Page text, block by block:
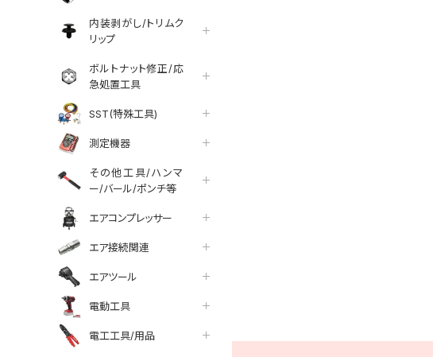
内装剥がし/トリムク
リップ
ボルトナット修正/応
急処置工具
SST(特殊工具)
測定機器
その他工具/ハンマ
ー/バール/ポンチ等
エアコンプレッサー
エア接続関連
エアツール
電動工具
電工工具/用品
facebook
line